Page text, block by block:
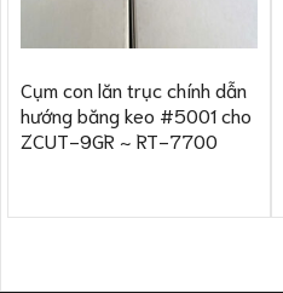
Cụm con lăn trục chính dẫn
hướng băng keo #5001 cho
ZCUT-9GR ~ RT-7700